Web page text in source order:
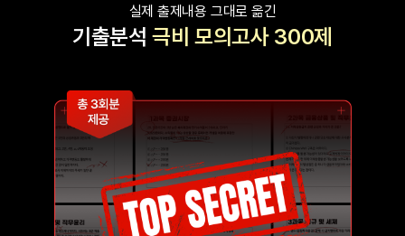
실제 출제내용 그대로 옮긴
기출분석극비 모의고사 300제